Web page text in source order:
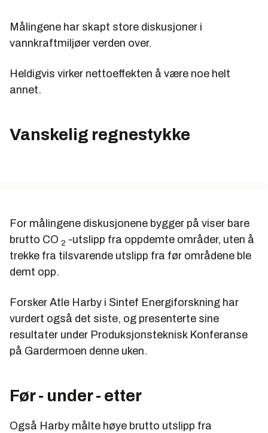
Målingene har skapt store diskusjoner i
vannkraftmiljøer verden over.
Heldigvis virker nettoeffekten å være noe helt
annet.
Vanskelig regnestykke
For målingene diskusjonene bygger på viser bare
brutto CO 2 -utslipp fra oppdemte områder, uten å
trekke fra tilsvarende utslipp fra før områdene ble
demt opp.
Forsker Atle Harby i Sintef Energiforskning har
vurdert også det siste, og presenterte sine
resultater under Produksjonsteknisk Konferanse
på Gardermoen denne uken.
Før - under - etter
Også Harby målte høye brutto utslipp fra